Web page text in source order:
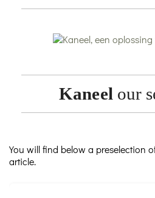
Kaneel our
You will find below a preselection
article.